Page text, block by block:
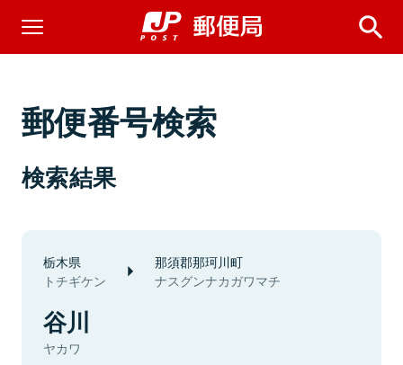
郵便番号検索
検索結果
栃木県
トチギケン
那須郡那珂川町
ナスグンナカガワマチ
谷川
ヤカワ